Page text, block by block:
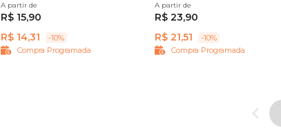
1,3 kg
A partir de
R$ 15,90
R$ 14,31
-10%
Compra Programada
500 g
A partir de
R$ 23,90
R$ 21,51
-10%
Compra Programada